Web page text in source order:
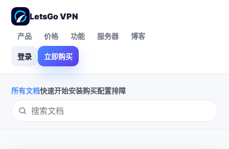
LetsGo VPN
产品 价格 功能 服务器 博客
登录 立即购买
所有文档快速开始安装购买配置排障